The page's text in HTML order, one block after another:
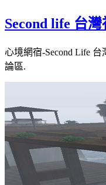
to
Second life 台
心境網宿-Second Life
論區.